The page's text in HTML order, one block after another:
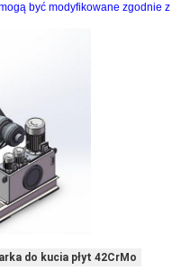
być modyfikowane zgodnie z
do kucia płyt 42CrMo